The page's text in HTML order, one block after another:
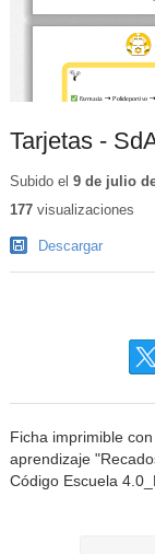
Tarjetas -
Subido el 9 de julio
177visualizaciones
Descargar
Ficha imprimible
aprendizaje
Código Escuela